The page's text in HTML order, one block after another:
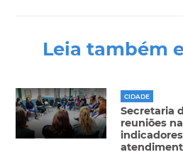
Leia também
CIDADE
Secretaria
reuniões